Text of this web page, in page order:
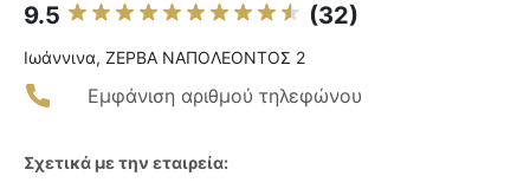
9.5 (32)
Ιωάννινα, ΖΕΡΒΑ ΝΑΠΟΛΕΟΝΤΟΣ 2
Εμφάνιση αριθμού τηλεφώνου
Σχετικά με την εταιρεία: